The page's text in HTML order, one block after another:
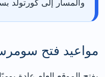
والمسار إلى كورتولد
مواعيد فتح